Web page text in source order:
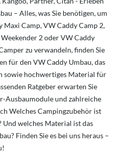
– Alles, was Sie benötigen, um
Camp, VW Caddy Camp 2,
2 oder VW Caddy
zu verwandeln, finden Sie
für den VW Caddy Umbau, das
sowie hochwertiges Material für
Ratgeber erwarten Sie
Ausbaumodule und zahlreiche
Welches Campingzubehör ist
welches Material ist das
Finden Sie es bei uns heraus –